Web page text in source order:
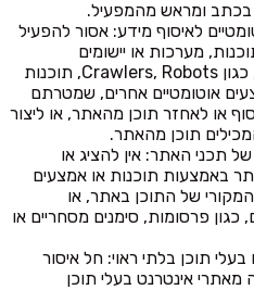
ומראש מהמפעיל.
לאיסוף מידע: אסור להפעיל
מערכות או יישומים
ממוחשבים מכל סוג, כגון Crawlers, Robots, תוכנות
אוטומטיים אחרים, שמטרתם
או לאחזר תוכן מהאתר, או ליצור
תוכן מהאתר.
של תכני האתר: אין להציג או
באמצעות תוכנות או אמצעים
של התוכן באתר, או
כגון פרסומות, סימנים מסחריים או
תוכן בלתי ראוי: חל איסור
מאתרי אינטרנט בעלי תוכן